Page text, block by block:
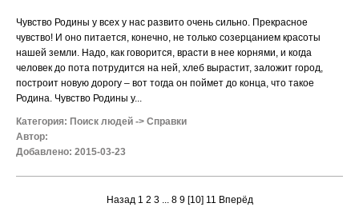
Чувство Родины у всех у нас развито очень сильно. Прекрасное
чувство! И оно питается, конечно, не только созерцанием красоты
нашей земли. Надо, как говорится, врасти в нее корнями, и когда
человек до пота потрудится на ней, хлеб вырастит, заложит город,
построит новую дорогу – вот тогда он поймет до конца, что такое
Родина. Чувство Родины у...
Категория: Поиск людей -> Справки
Автор:
Добавлено: 2015-03-23
Назад 1 2 3... 8 9 [10] 11 Вперёд